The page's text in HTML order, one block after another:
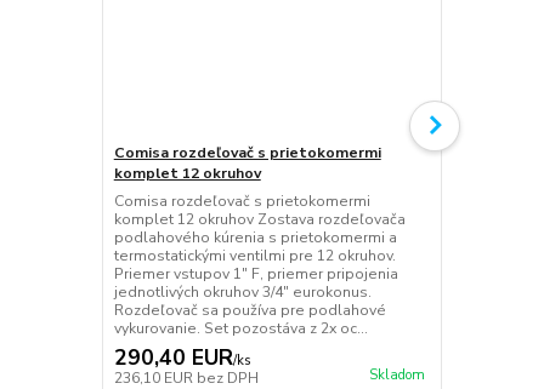
Comisa rozdeľovač s prietokomermi
komplet 12 okruhov
Comisa rozdeľovač s prietokomermi
komplet 12 okruhov Zostava rozdeľovača
podlahového kúrenia s prietokomermi a
termostatickými ventilmi pre 12 okruhov.
Priemer vstupov 1" F, priemer pripojenia
jednotlivých okruhov 3/4" eurokonus.
Rozdeľovač sa používa pre podlahové
vykurovanie. Set pozostáva z 2x oc...
290,40 EUR/ks
236,10 EUR bez DPH Skladom